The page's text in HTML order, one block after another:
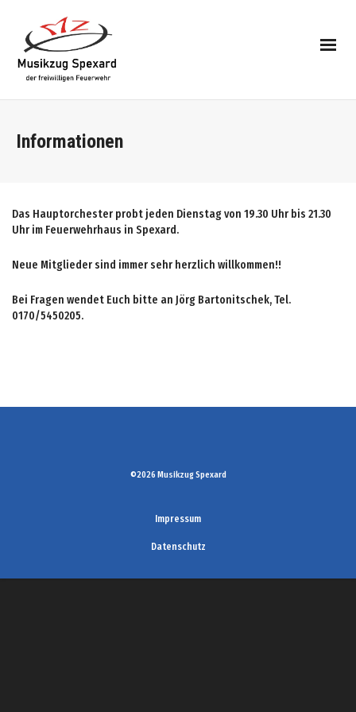
Informationen
Das Hauptorchester probt jeden Dienstag von 19.30 Uhr bis 21.30
Uhr im Feuerwehrhaus in Spexard.
Neue Mitglieder sind immer sehr herzlich willkommen!!
Bei Fragen wendet Euch bitte an Jörg Bartonitschek, Tel.
0170/5450205.
©2026 Musikzug Spexard
Impressum
Datenschutz